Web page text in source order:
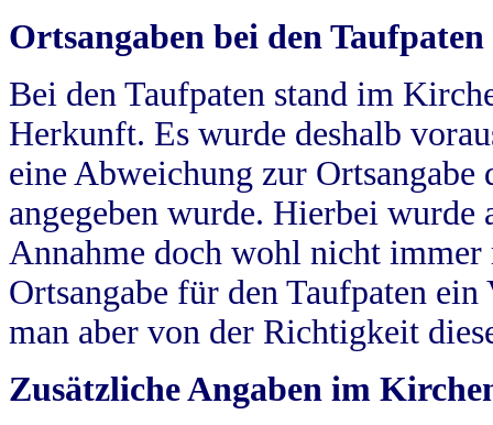
Ortsangaben bei den Taufpaten
Bei den Taufpaten stand im
Herkunft. Es wurde deshalb
eine Abweichung zur
angegeben wurde. Hierbei wurde
Annahme doch wohl nicht
Ortsangabe für den Taufpaten
man aber von der Richtigkeit
Zusätzliche Angaben im